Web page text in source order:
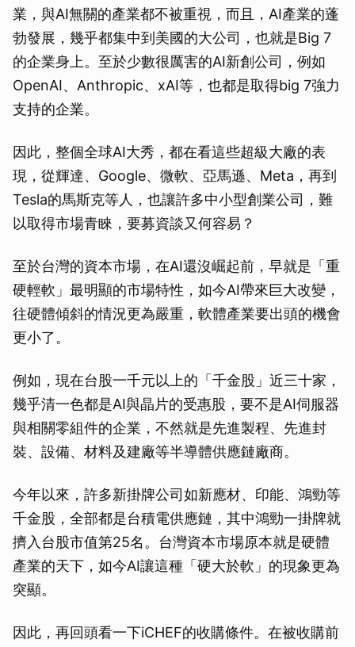
業，與AI無關的產業都不被重視，而且，AI產業的蓬
勃發展，幾乎都集中到美國的大公司，也就是Big 7
的企業身上。至於少數很厲害的AI新創公司，例如
OpenAI、Anthropic、xAI等，也都是取得big 7強力
支持的企業。
因此，整個全球AI大秀，都在看這些超級大廠的表
現，從輝達、Google、微軟、亞馬遜、Meta，再到
Tesla的馬斯克等人，也讓許多中小型創業公司，難
以取得市場青睞，要募資談又何容易？
至於台灣的資本市場，在AI還沒崛起前，早就是「重
硬輕軟」最明顯的市場特性，如今AI帶來巨大改變，
往硬體傾斜的情況更為嚴重，軟體產業要出頭的機會
更小了。
例如，現在台股一千元以上的「千金股」近三十家，
幾乎清一色都是AI與晶片的受惠股，要不是AI伺服器
與相關零組件的企業，不然就是先進製程、先進封
裝、設備、材料及建廠等半導體供應鏈廠商。
今年以來，許多新掛牌公司如新應材、印能、鴻勁等
千金股，全部都是台積電供應鏈，其中鴻勁一掛牌就
擠入台股市值第25名。台灣資本市場原本就是硬體
產業的天下，如今AI讓這種「硬大於軟」的現象更為
突顯。
因此，再回頭看一下iCHEF的收購條件。在被收購前